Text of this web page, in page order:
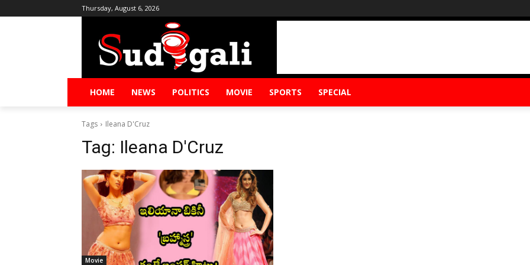
Thursday, August 6, 2026
HOME NEWS POLITICS MOVIE SPORTS SPECIAL
Tags Ileana D'Cruz
Tag: Ileana D'Cruz
Movie